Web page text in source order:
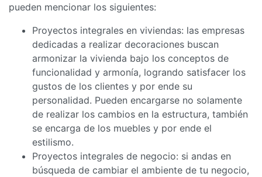
pueden mencionar los siguientes:
Proyectos integrales en viviendas: las empresas
dedicadas a realizar decoraciones buscan
armonizar la vivienda bajo los conceptos de
funcionalidad y armonía, logrando satisfacer los
gustos de los clientes y por ende su
personalidad. Pueden encargarse no solamente
de realizar los cambios en la estructura, también
se encarga de los muebles y por ende el
estilismo.
Proyectos integrales de negocio: si andas en
búsqueda de cambiar el ambiente de tu negocio,